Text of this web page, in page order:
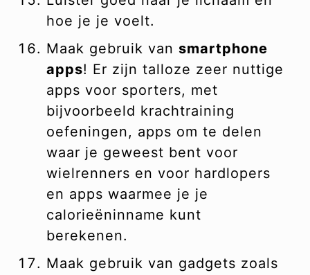
hoe je je voelt.
Maak gebruik van smartphone
apps! Er zijn talloze zeer nuttige
apps voor sporters, met
bijvoorbeeld krachtraining
oefeningen, apps om te delen
waar je geweest bent voor
wielrenners en voor hardlopers
en apps waarmee je je
calorieëninname kunt
berekenen.
Maak gebruik van gadgets zoals